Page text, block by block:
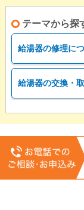
テーマから探
給湯器の修理に
給湯器の交換・